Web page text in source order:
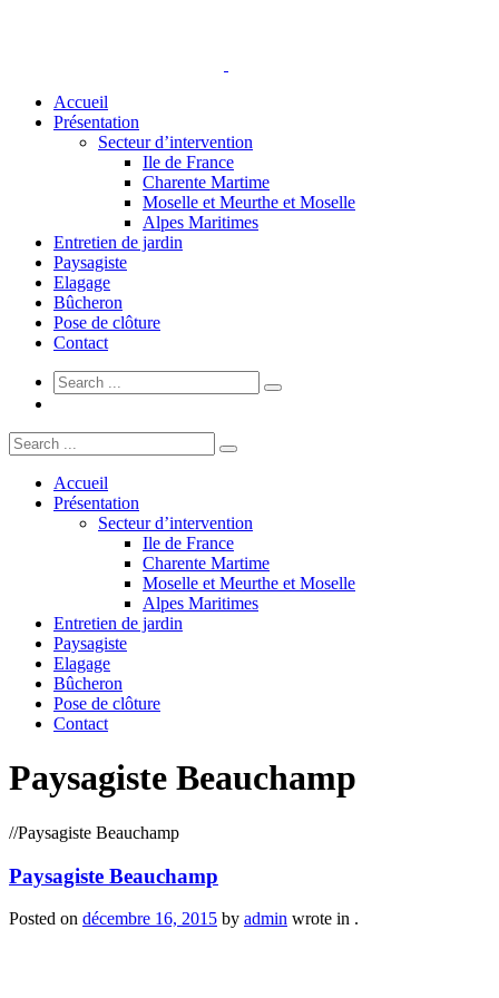
Accueil
Présentation
Secteur d’intervention
Ile de France
Charente Martime
Moselle et Meurthe et Moselle
Alpes Maritimes
Entretien de jardin
Paysagiste
Elagage
Bûcheron
Pose de clôture
Contact
Accueil
Présentation
Secteur d’intervention
Ile de France
Charente Martime
Moselle et Meurthe et Moselle
Alpes Maritimes
Entretien de jardin
Paysagiste
Elagage
Bûcheron
Pose de clôture
Contact
Paysagiste Beauchamp
//Paysagiste Beauchamp
Paysagiste Beauchamp
Posted on décembre 16, 2015 by admin wrote in .